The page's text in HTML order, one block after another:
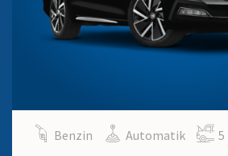
Benzin Automatik 5